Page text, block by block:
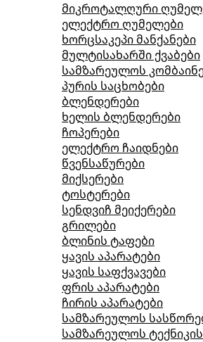
მიკროტალღური
ელექტრო ღუმელები
ხორცსაკეპი მანქანები
მულტისახარში ქვაბები
სამზარეულოს
პურის საცხობები
ბლენდერები
ხელის ბლენდერები
ჩოპერები
ელექტრო ჩაიდნები
წვენსაწურები
მიქსერები
ტოსტერები
სენდვიჩ მეიქერები
გრილები
ბლინის ტაფები
ყავის აპარატები
ყავის საფქვავები
ფრის აპარატები
ჩირის აპარატები
სამზარეულოს
სამზარეულოს